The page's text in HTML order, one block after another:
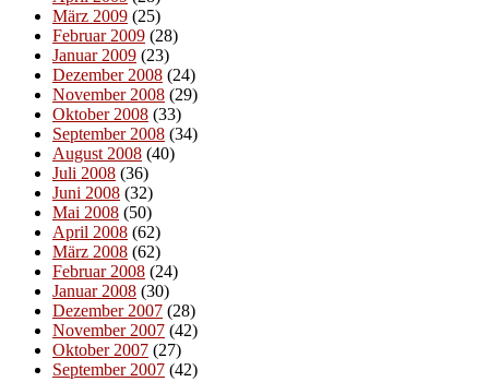
März 2009 (25)
Februar 2009 (28)
Januar 2009 (23)
Dezember 2008 (24)
November 2008 (29)
Oktober 2008 (33)
September 2008 (34)
August 2008 (40)
Juli 2008 (36)
Juni 2008 (32)
Mai 2008 (50)
April 2008 (62)
März 2008 (62)
Februar 2008 (24)
Januar 2008 (30)
Dezember 2007 (28)
November 2007 (42)
Oktober 2007 (27)
September 2007 (42)